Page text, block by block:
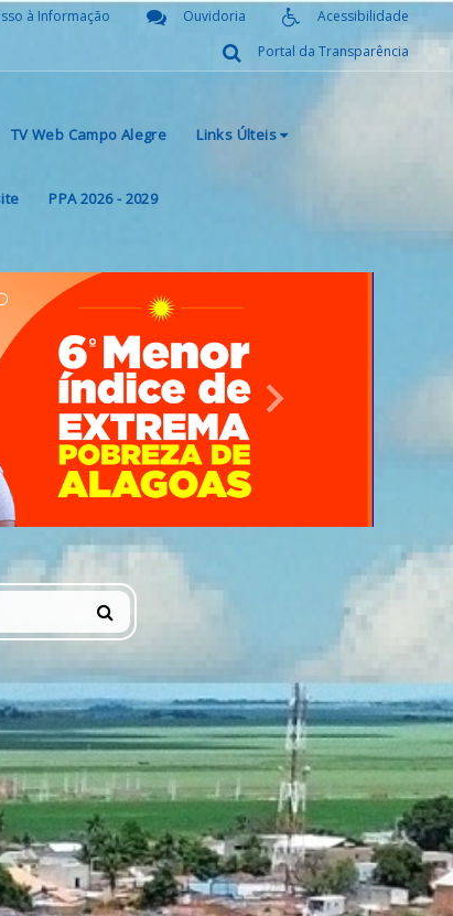
Acessibilidade
Ouvidoria
à Informação
Portal da Transparência
TV Web Campo Alegre Links Últeis
PPA 2026 - 2029
Next